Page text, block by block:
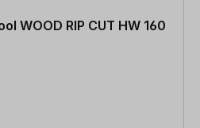
WOOD RIP CUT HW 160